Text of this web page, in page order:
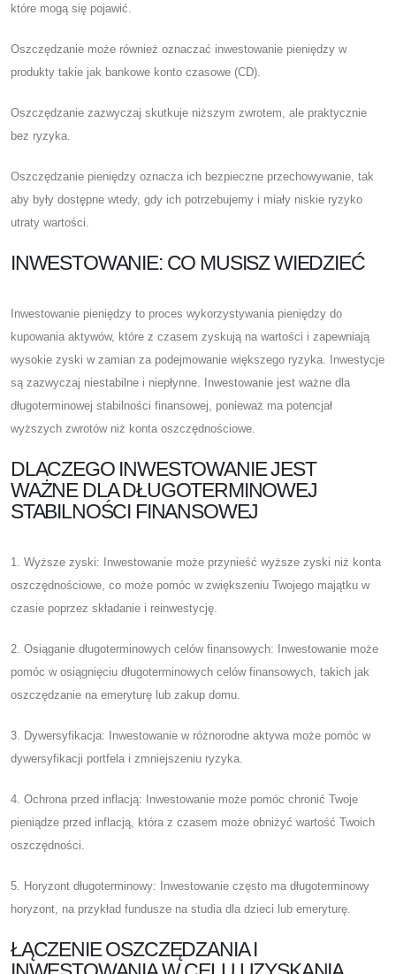
które mogą się pojawić.
Oszczędzanie może również oznaczać inwestowanie pieniędzy w
produkty takie jak bankowe konto czasowe (CD).
Oszczędzanie zazwyczaj skutkuje niższym zwrotem, ale praktycznie
bez ryzyka.
Oszczędzanie pieniędzy oznacza ich bezpieczne przechowywanie, tak
aby były dostępne wtedy, gdy ich potrzebujemy i miały niskie ryzyko
utraty wartości.
INWESTOWANIE: CO MUSISZ WIEDZIEĆ
Inwestowanie pieniędzy to proces wykorzystywania pieniędzy do
kupowania aktywów, które z czasem zyskują na wartości i zapewniają
wysokie zyski w zamian za podejmowanie większego ryzyka. Inwestycje
są zazwyczaj niestabilne i niepłynne. Inwestowanie jest ważne dla
długoterminowej stabilności finansowej, ponieważ ma potencjał
wyższych zwrotów niż konta oszczędnościowe.
DLACZEGO INWESTOWANIE JEST
WAŻNE DLA DŁUGOTERMINOWEJ
STABILNOŚCI FINANSOWEJ
1. Wyższe zyski: Inwestowanie może przynieść wyższe zyski niż konta
oszczędnościowe, co może pomóc w zwiększeniu Twojego majątku w
czasie poprzez składanie i reinwestycję.
2. Osiąganie długoterminowych celów finansowych: Inwestowanie może
pomóc w osiągnięciu długoterminowych celów finansowych, takich jak
oszczędzanie na emeryturę lub zakup domu.
3. Dywersyfikacja: Inwestowanie w różnorodne aktywa może pomóc w
dywersyfikacji portfela i zmniejszeniu ryzyka.
4. Ochrona przed inflacją: Inwestowanie może pomóc chronić Twoje
pieniądze przed inflacją, która z czasem może obniżyć wartość Twoich
oszczędności.
5. Horyzont długoterminowy: Inwestowanie często ma długoterminowy
horyzont, na przykład fundusze na studia dla dzieci lub emeryturę.
ŁĄCZENIE OSZCZĘDZANIA I